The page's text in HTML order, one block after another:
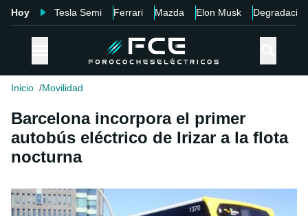
Hoy Tesla Semi Ferrari Mazda Elon Musk Degradación
Inicio Movilidad
Barcelona incorpora el primer
autobús eléctrico de Irizar a la flota
nocturna